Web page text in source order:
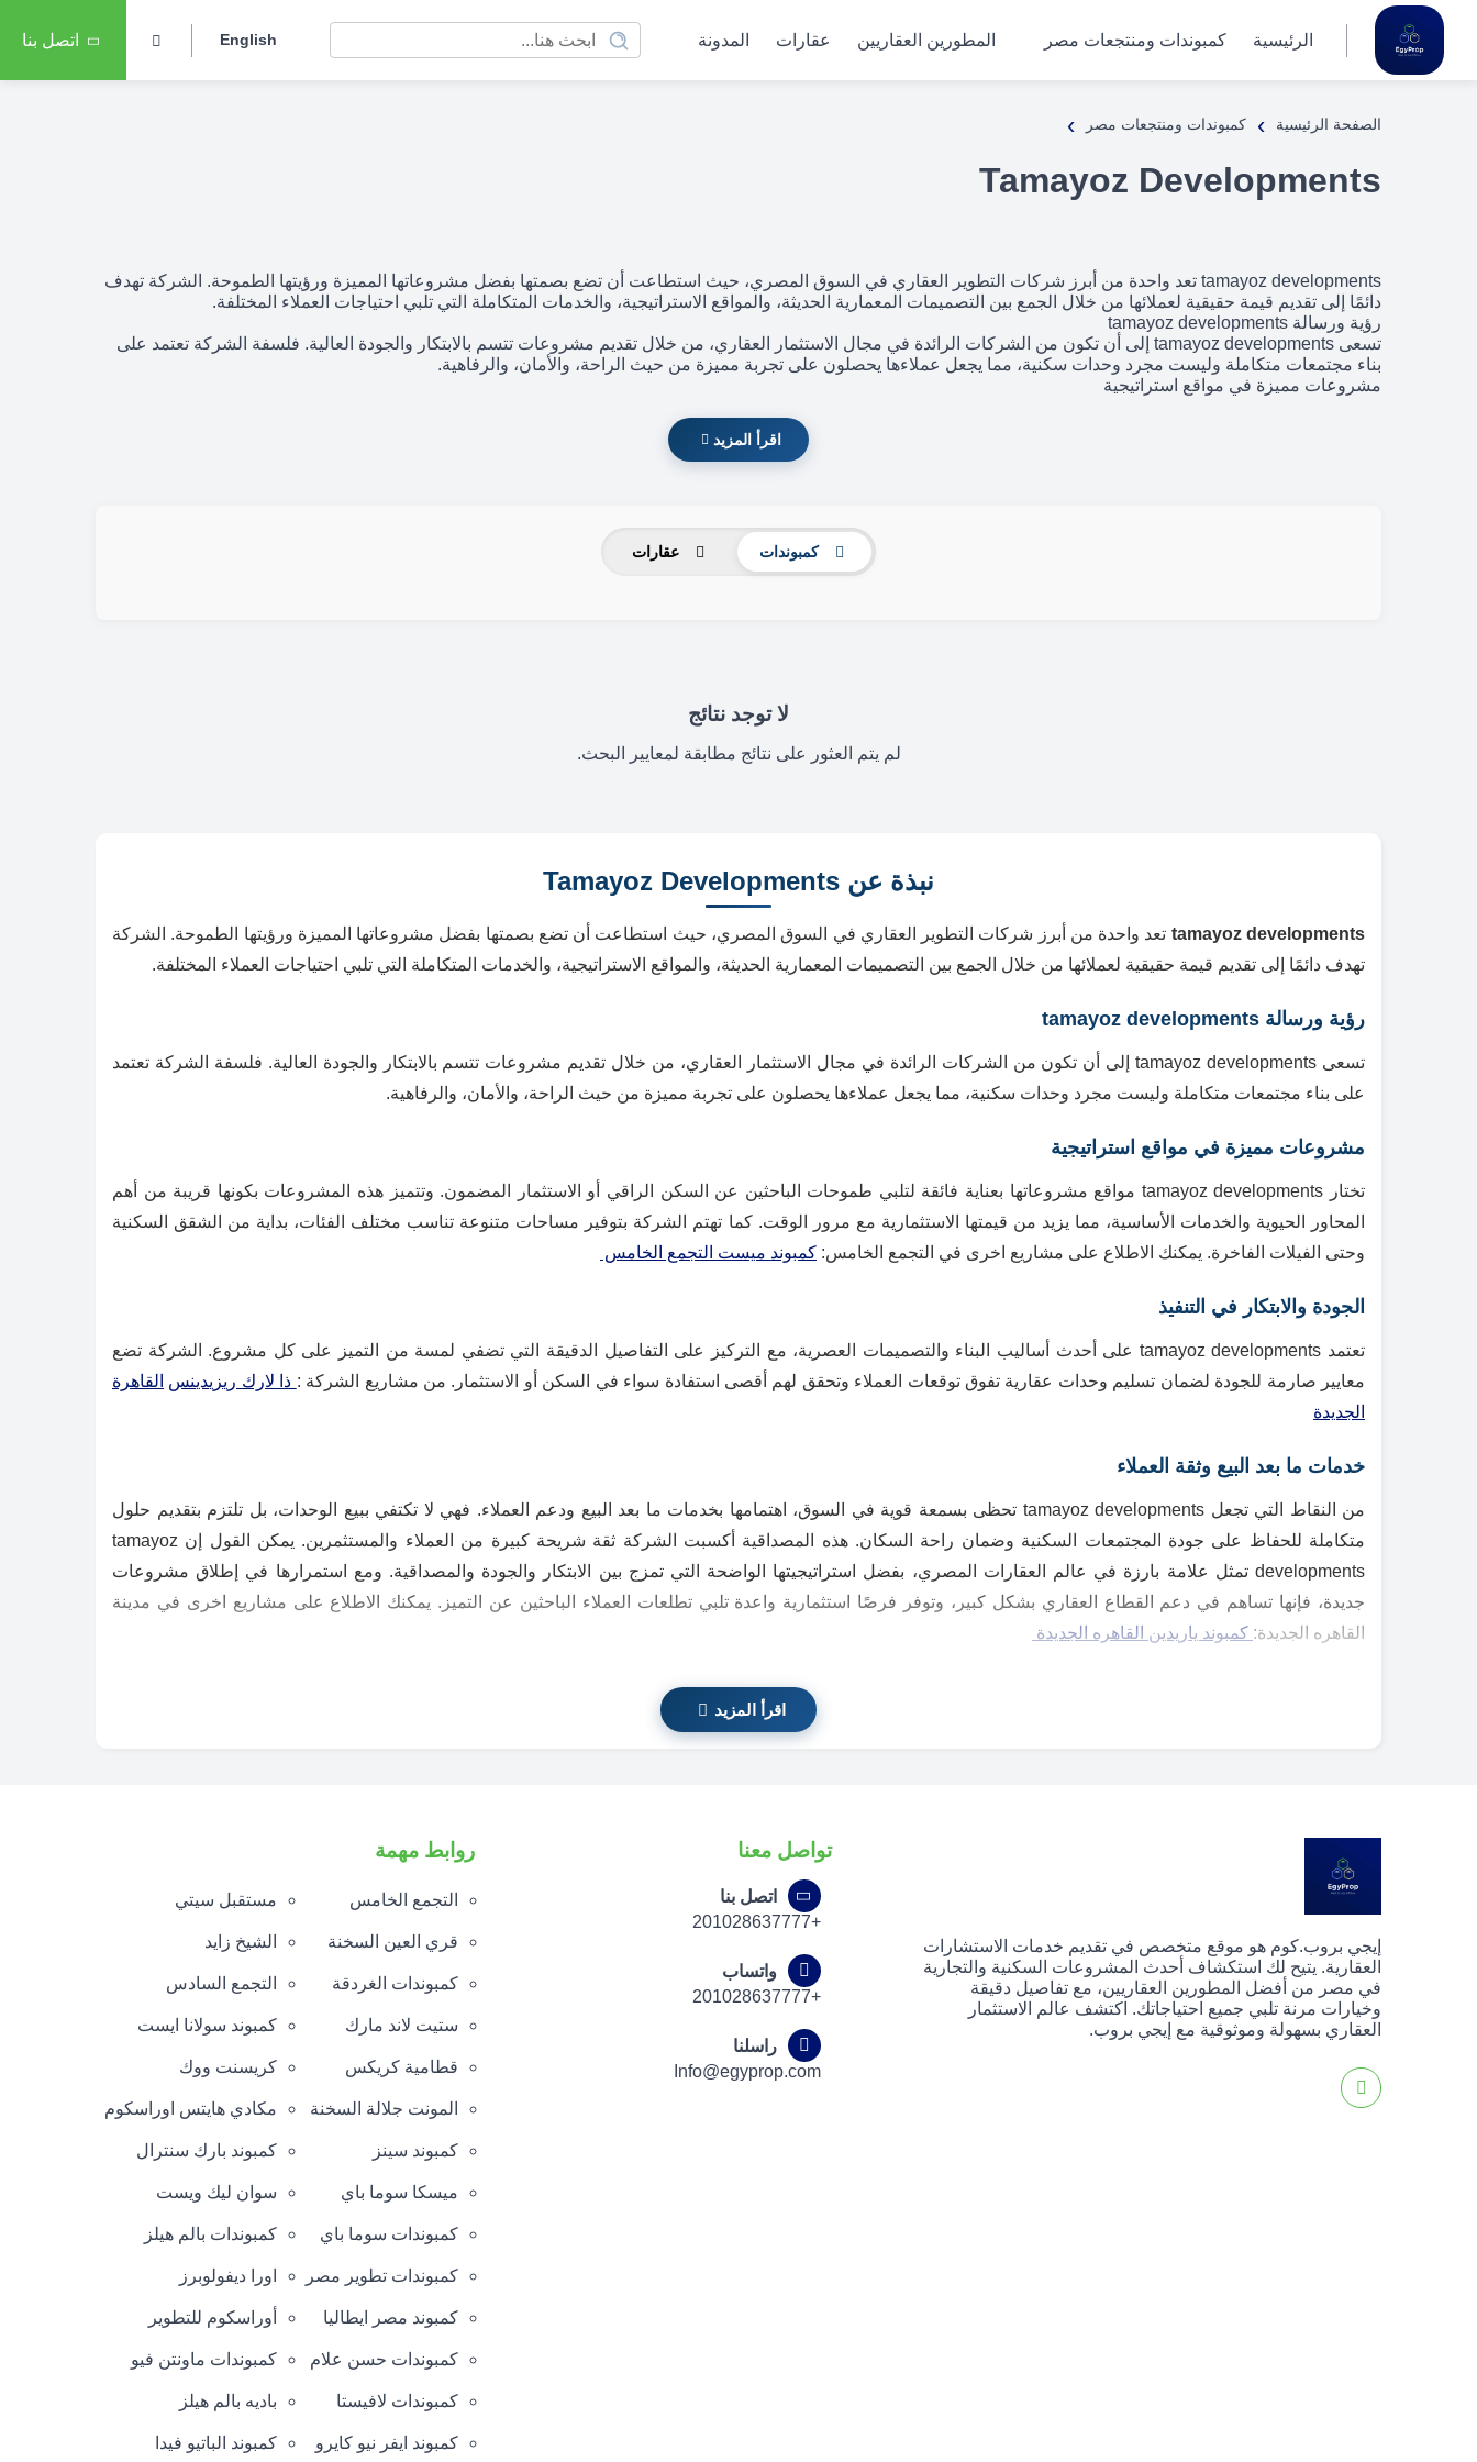
الرئيسية كمبوندات ومنتجعات مصر المطورين العقاريين عقارات المدونة English اتصل بنا
الصفحة الرئيسية › كمبوندات ومنتجعات مصر ›
Tamayoz Developments
tamayoz developments تعد واحدة من أبرز شركات التطوير العقاري في السوق المصري، حيث استطاعت أن تضع بصمتها بفضل مشروعاتها المميزة ورؤيتها الطموحة. الشركة تهدف
دائمًا إلى تقديم قيمة حقيقية لعملائها من خلال الجمع بين التصميمات المعمارية الحديثة، والمواقع الاستراتيجية، والخدمات المتكاملة التي تلبي احتياجات العملاء المختلفة.
رؤية ورسالة tamayoz developments
تسعى tamayoz developments إلى أن تكون من الشركات الرائدة في مجال الاستثمار العقاري، من خلال تقديم مشروعات تتسم بالابتكار والجودة العالية. فلسفة الشركة تعتمد على
بناء مجتمعات متكاملة وليست مجرد وحدات سكنية، مما يجعل عملاءها يحصلون على تجربة مميزة من حيث الراحة، والأمان، والرفاهية.
مشروعات مميزة في مواقع استراتيجية
اقرأ المزيد
كمبوندات عقارات
لا توجد نتائج
لم يتم العثور على نتائج مطابقة لمعايير البحث.
نبذة عن Tamayoz Developments
tamayoz developments تعد واحدة من أبرز شركات التطوير العقاري في السوق المصري، حيث استطاعت أن تضع بصمتها بفضل مشروعاتها المميزة ورؤيتها الطموحة. الشركة
تهدف دائمًا إلى تقديم قيمة حقيقية لعملائها من خلال الجمع بين التصميمات المعمارية الحديثة، والمواقع الاستراتيجية، والخدمات المتكاملة التي تلبي احتياجات العملاء المختلفة.
رؤية ورسالة tamayoz developments
تسعى tamayoz developments إلى أن تكون من الشركات الرائدة في مجال الاستثمار العقاري، من خلال تقديم مشروعات تتسم بالابتكار والجودة العالية. فلسفة الشركة تعتمد
على بناء مجتمعات متكاملة وليست مجرد وحدات سكنية، مما يجعل عملاءها يحصلون على تجربة مميزة من حيث الراحة، والأمان، والرفاهية.
مشروعات مميزة في مواقع استراتيجية
تختار tamayoz developments مواقع مشروعاتها بعناية فائقة لتلبي طموحات الباحثين عن السكن الراقي أو الاستثمار المضمون. وتتميز هذه المشروعات بكونها قريبة من أهم
المحاور الحيوية والخدمات الأساسية، مما يزيد من قيمتها الاستثمارية مع مرور الوقت. كما تهتم الشركة بتوفير مساحات متنوعة تناسب مختلف الفئات، بداية من الشقق السكنية
وحتى الفيلات الفاخرة. يمكنك الاطلاع على مشاريع اخرى في التجمع الخامس: كمبوند ميست التجمع الخامس
الجودة والابتكار في التنفيذ
تعتمد tamayoz developments على أحدث أساليب البناء والتصميمات العصرية، مع التركيز على التفاصيل الدقيقة التي تضفي لمسة من التميز على كل مشروع. الشركة تضع
معايير صارمة للجودة لضمان تسليم وحدات عقارية تفوق توقعات العملاء وتحقق لهم أقصى استفادة سواء في السكن أو الاستثمار. من مشاريع الشركة : ذا لارك ريزيدينس القاهرة
الجديدة
خدمات ما بعد البيع وثقة العملاء
من النقاط التي تجعل tamayoz developments تحظى بسمعة قوية في السوق، اهتمامها بخدمات ما بعد البيع ودعم العملاء. فهي لا تكتفي ببيع الوحدات، بل تلتزم بتقديم حلول
متكاملة للحفاظ على جودة المجتمعات السكنية وضمان راحة السكان. هذه المصداقية أكسبت الشركة ثقة شريحة كبيرة من العملاء والمستثمرين. يمكن القول إن tamayoz
developments تمثل علامة بارزة في عالم العقارات المصري، بفضل استراتيجيتها الواضحة التي تمزج بين الابتكار والجودة والمصداقية. ومع استمرارها في إطلاق مشروعات
جديدة، فإنها تساهم في دعم القطاع العقاري بشكل كبير، وتوفر فرصًا استثمارية واعدة تلبي تطلعات العملاء الباحثين عن التميز. يمكنك الاطلاع على مشاريع اخرى في مدينة
القاهره الجديدة: كمبوند ياريدين القاهره الجديدة
اقرأ المزيد
إيجي بروب.كوم هو موقع متخصص في تقديم خدمات الاستشارات
العقارية. يتيح لك استكشاف أحدث المشروعات السكنية والتجارية
في مصر من أفضل المطورين العقاريين، مع تفاصيل دقيقة
وخيارات مرنة تلبي جميع احتياجاتك. اكتشف عالم الاستثمار
العقاري بسهولة وموثوقية مع إيجي بروب.
تواصل معنا
اتصل بنا
+201028637777
واتساب
+201028637777
راسلنا
Info@egyprop.com
روابط مهمة
التجمع الخامس مستقبل سيتي
قري العين السخنة الشيخ زايد
كمبوندات الغردقة التجمع السادس
ستيت لاند مارك كمبوند سولانا ايست
قطامية كريكس كريسنت ووك
المونت جلالة السخنة مكادي هايتس اوراسكوم
كمبوند سينز كمبوند بارك سنترال
ميسكا سوما باي سوان ليك ويست
كمبوندات سوما باي كمبوندات بالم هيلز
كمبوندات تطوير مصر اورا ديفولوبرز
كمبوند مصر ايطاليا أوراسكوم للتطوير
كمبوندات حسن علام كمبوندات ماونتن فيو
كمبوندات لافيستا باديه بالم هيلز
كمبوند ايفر نيو كايرو كمبوند الباتيو فيدا